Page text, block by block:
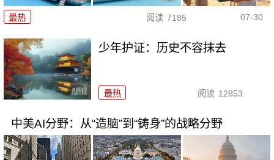
最热 阅读 7185 07-30
少年护证：历史不容抹去
最热 阅读 12853
中美AI分野：从“造脑”到“铸身”的战略分野